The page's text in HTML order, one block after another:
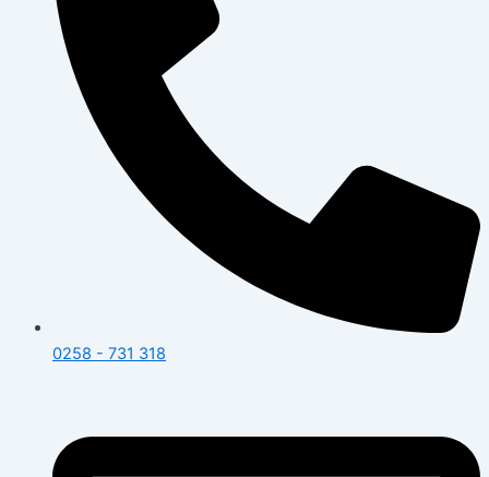
0258 - 731 318